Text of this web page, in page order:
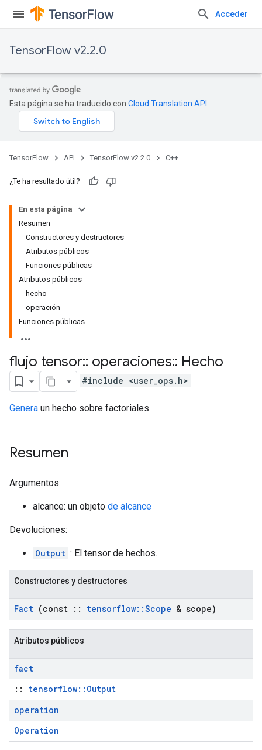
Acceder
TensorFlow v2.2.0
Esta página se ha traducido con Cloud Translation API
TensorFlow API TensorFlow v2.2.0 C++
¿Te ha resultado útil?
En esta página
Resumen
Constructores y destructores
Atributos públicos
Funciones públicas
Atributos públicos
hecho
operación
Funciones públicas
flujo tensor:: operaciones:: Hecho
#include <user_ops.h>
Genera un hecho sobre factoriales.
Resumen
Argumentos:
alcance: un objeto de alcance
Devoluciones:
Output : El tensor de hechos.
Constructores y destructores
Fact (const :: tensorflow::Scope & scope)
Atributos públicos
fact
:: tensorflow::Output
operation
Operation